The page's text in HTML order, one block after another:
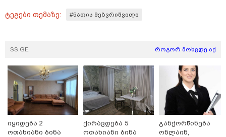
თბილისი - ბუდაპეშტი 942.70
ლარიდან
ტეგები თემაზე: #ნათია მეზვრიშვილი
SS.GE როგორ მოხვდე აქ
იყიდება 2
ოთახიანი ბინა
ქირავდება 5
ოთახიანი ბინა
განქორწინება
ონლაინ,